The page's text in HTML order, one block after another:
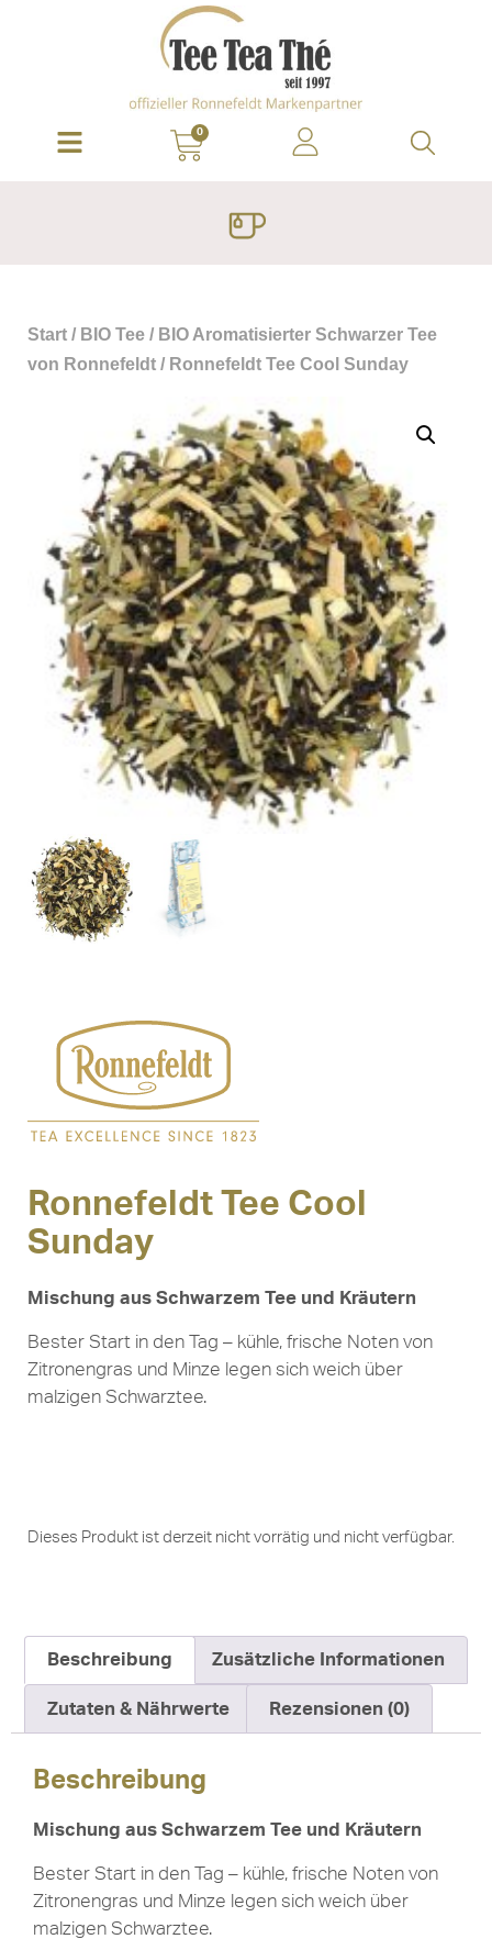
0
Start / BIO Tee / BIO Aromatisierter Schwarzer Tee
von Ronnefeldt / Ronnefeldt Tee Cool Sunday
Ronnefeldt Tee Cool
Sunday
Mischung aus Schwarzem Tee und Kräutern
Bester Start in den Tag – kühle, frische Noten von
Zitronengras und Minze legen sich weich über
malzigen Schwarztee.
Dieses Produkt ist derzeit nicht vorrätig und nicht verfügbar.
Beschreibung Zusätzliche Informationen
Zutaten & Nährwerte Rezensionen (0)
Beschreibung
Mischung aus Schwarzem Tee und Kräutern
Bester Start in den Tag – kühle, frische Noten von
Zitronengras und Minze legen sich weich über
malzigen Schwarztee.